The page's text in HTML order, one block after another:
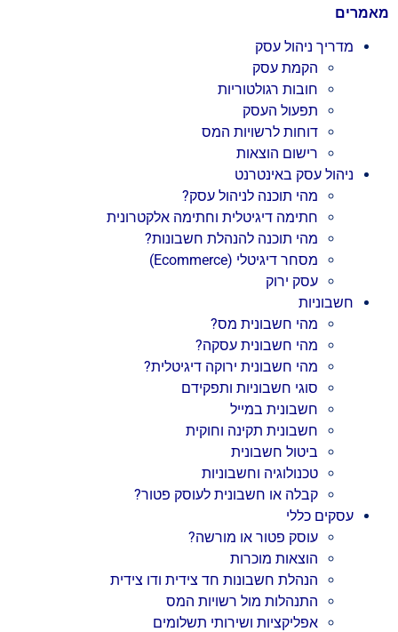
מאמרים
מדריך ניהול עסק
הקמת עסק
חובות רגולטוריות
תפעול העסק
דוחות לרשויות המס
רישום הוצאות
ניהול עסק באינטרנט
מהי תוכנה לניהול עסק?
חתימה דיגיטלית וחתימה אלקטרונית
מהי תוכנה להנהלת חשבונות?
מסחר דיגיטלי (Ecommerce)
עסק ירוק
חשבוניות
מהי חשבונית מס?
מהי חשבונית עסקה?
מהי חשבונית ירוקה דיגיטלית?
סוגי חשבוניות ותפקידם
חשבונית במייל
חשבונית תקינה וחוקית
ביטול חשבונית
טכנולוגיה וחשבוניות
קבלה או חשבונית לעוסק פטור?
עסקים כללי
עוסק פטור או מורשה?
הוצאות מוכרות
הנהלת חשבונות חד צידית ודו צידית
התנהלות מול רשויות המס
אפליקציות ושירותי תשלומים